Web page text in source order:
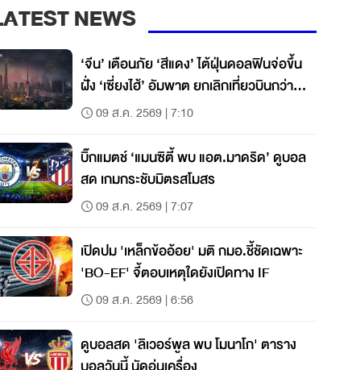
NEWS
‘จีน’ เตือนภัย ‘สีแดง’ ไต้ฝุ่นดอลฟินจ่อขึ้น
ฝั่ง ‘เซี่ยงไฮ้’ อัมพาต ยกเลิกเที่ยวบินกว่า
60%09 ส.ค. 2569 | 7:10
บิ๊กแมตช์ ‘แมนซิตี้ พบ แอต.มาดริด’ ดูบอล
สด เกมกระชับมิตรสโมสร
09 ส.ค. 2569 | 7:07
เปิดปม 'เหล็กข้ออ้อย' มติ กมอ.ชี้ชัดเฉพาะ
'BO-EF' จี้ตอบเหตุใดยังเปิดทาง IF
09 ส.ค. 2569 | 6:56
ดูบอลสด 'ลิเวอร์พูล พบ โมนาโก' ตาราง